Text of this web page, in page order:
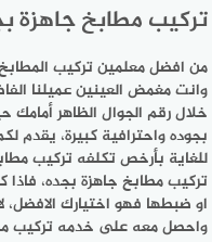
تركيب مطابخ جاهزة
من افضل معلمين تركيب المطابخ
وانت مغمض العينين عميلنا
خلال رقم الجوال الظاهر
بجوده واحترافية كبيرة، يقدم
للغاية بأرخص تكلفه تركيب
تركيب مطابخ جاهزة بجده، فاذا
او ضبطها فهو اختيارك
واحصل معه على خدمه تركيب